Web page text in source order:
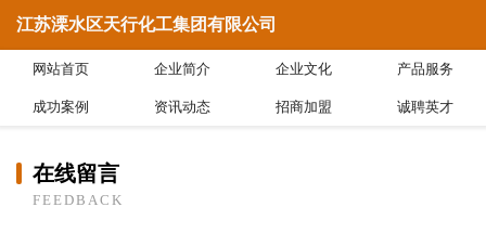
江苏溧水区天行化工集团有限公司
网站首页 企业简介 企业文化 产品服务
成功案例 资讯动态 招商加盟 诚聘英才
在线留言
FEEDBACK